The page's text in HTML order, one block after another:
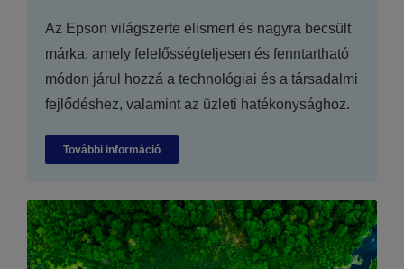
Az Epson világszerte elismert és nagyra becsült
márka, amely felelősségteljesen és fenntartható
módon járul hozzá a technológiai és a társadalmi
fejlődéshez, valamint az üzleti hatékonysághoz.
További információ